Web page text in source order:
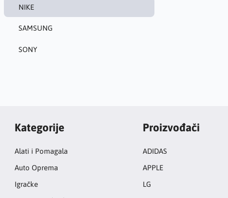
NIKE
SAMSUNG
SONY
Kategorije
Alati i Pomagala
Auto Oprema
Igračke
Proizvođači
ADIDAS
APPLE
LG